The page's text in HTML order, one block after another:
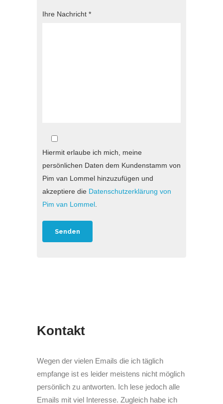
Ihre Nachricht *
Hiermit erlaube ich mich, meine
persönlichen Daten dem Kundenstamm von
Pim van Lommel hinzuzufügen und
akzeptiere die Datenschutzerklärung von
Pim van Lommel
Kontakt
Wegen der vielen Emails die ich täglich
empfange ist es leider meistens nicht möglich
persönlich zu antworten. Ich lese jedoch alle
Emails mit viel Interesse. Zugleich habe ich